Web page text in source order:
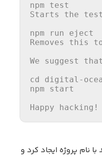
npm test
Starts the
npm run eject
Removes this
We suggest
cd digital-
npm start
Happy hacking!
نام پروژه ایجاد کرد و